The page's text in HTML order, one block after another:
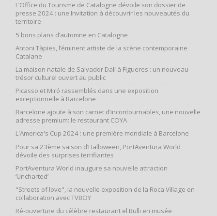
L’Office du Tourisme de Catalogne dévoile son dossier de
presse 2024 : une Invitation à découvrir les nouveautés du
territoire
5 bons plans d’automne en Catalogne
Antoni Tàpies, l’éminent artiste de la scène contemporaine
Catalane
La maison natale de Salvador Dalí à Figueres : un nouveau
trésor culturel ouvert au public
Picasso et Miró rassemblés dans une exposition
exceptionnelle à Barcelone
Barcelone ajoute à son carnet d’incontournables, une nouvelle
adresse premium: le restaurant COYA
L'America's Cup 2024 : une première mondiale à Barcelone
Pour sa 23ème saison d’Halloween, PortAventura World
dévoile des surprises terrifiantes
PortAventura World inaugure sa nouvelle attraction
‘Uncharted’
"Streets of love", la nouvelle exposition de la Roca Village en
collaboration avec TVBOY
Ré-ouverture du célèbre restaurant el Bulli en musée